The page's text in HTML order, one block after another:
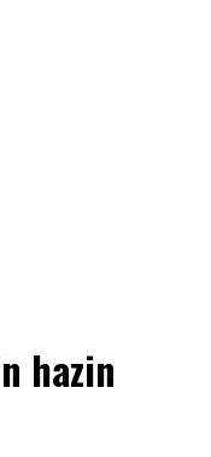
hazin